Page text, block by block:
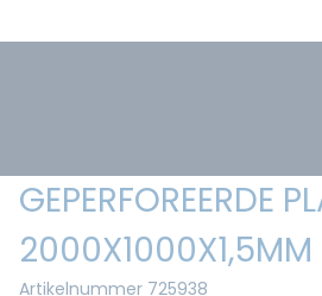
GEPERFOREERDE
Artikelnummer 725938